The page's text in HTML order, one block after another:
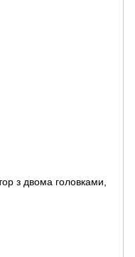
з двома головками,